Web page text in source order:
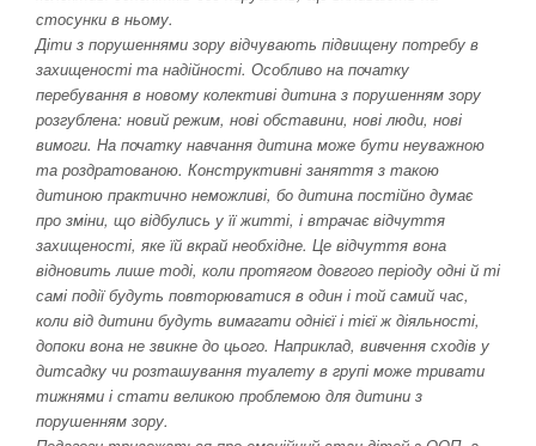
стосунки в ньому.
Діти з порушеннями зору відчувають підвищену потребу в
захищеності та надійності. Особливо на початку
перебування в новому колективі дитина з порушенням зору
розгублена: новий режим, нові обставини, нові люди, нові
вимоги. На початку навчання дитина може бути неуважною
та роздратованою. Конструктивні заняття з такою
дитиною практично неможливі, бо дитина постійно думає
про зміни, що відбулись у її житті, і втрачає відчуття
захищеності, яке їй вкрай необхідне. Це відчуття вона
відновить лише тоді, коли протягом довгого періоду одні й ті
самі події будуть повторюватися в один і той самий час,
коли від дитини будуть вимагати однієї і тієї ж діяльності,
допоки вона не звикне до цього. Наприклад, вивчення сходів у
дитсадку чи розташування туалету в групі може тривати
тижнями і стати великою проблемою для дитини з
порушенням зору.